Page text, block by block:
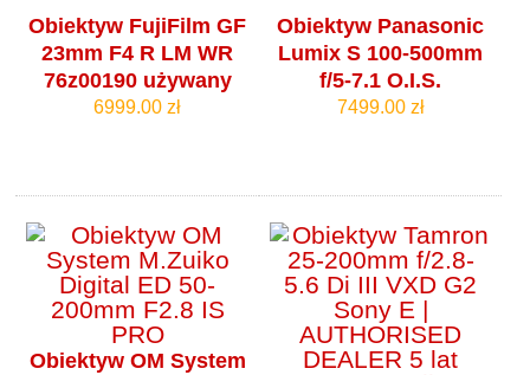
Obiektyw FujiFilm GF
23mm F4 R LM WR
76z00190 używany
6999.00 zł
Obiektyw Panasonic
Lumix S 100-500mm
f/5-7.1 O.I.S.
7499.00 zł
Obiektyw OM System